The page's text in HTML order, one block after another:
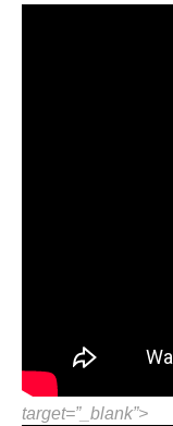
target=”_blank”>